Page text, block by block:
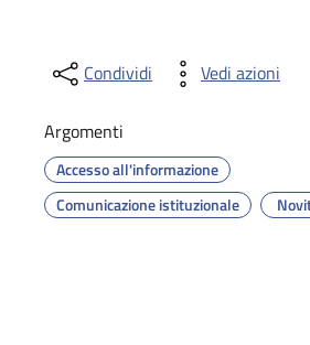
Condividi Vedi azioni
Argomenti
Accesso all'informazione
Comunicazione istituzionale